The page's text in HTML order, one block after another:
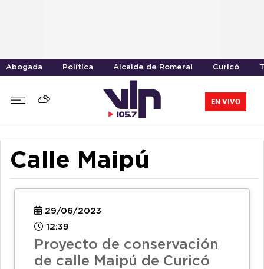
Abogada Política Alcalde de Romeral Curicó
EN VIVO
Calle Maipú
29/06/2023
12:39
Proyecto de conservación
de calle Maipú de Curicó